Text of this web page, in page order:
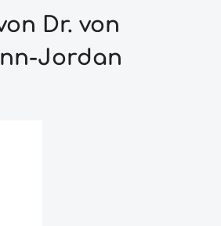
Dr. von
Jordan